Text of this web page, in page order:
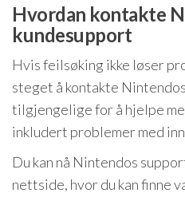
Hvordan kontakte
kundesupport
Hvis feilsøking ikke løser
steget å kontakte
tilgjengelige for å hjelpe
inkludert problemer med
Du kan nå Nintendos
nettside, hvor du kan finne